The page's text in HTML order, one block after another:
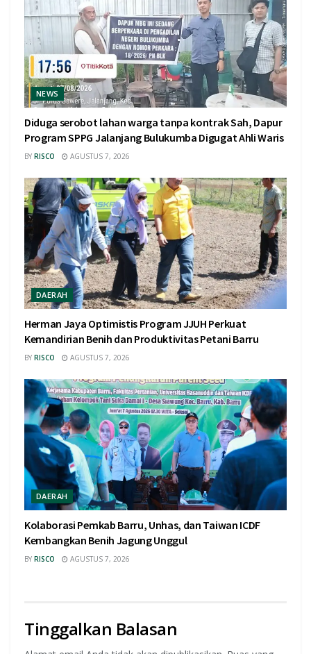
NEWS
Diduga serobot lahan warga tanpa kontrak Sah, Dapur
Program SPPG Jalanjang Bulukumba Digugat Ahli Waris
BY RISCO AGUSTUS 7, 2026
DAERAH
Herman Jaya Optimistis Program JJUH Perkuat
Kemandirian Benih dan Produktivitas Petani Barru
BY RISCO AGUSTUS 7, 2026
DAERAH
Kolaborasi Pemkab Barru, Unhas, dan Taiwan ICDF
Kembangkan Benih Jagung Unggul
BY RISCO AGUSTUS 7, 2026
Tinggalkan Balasan